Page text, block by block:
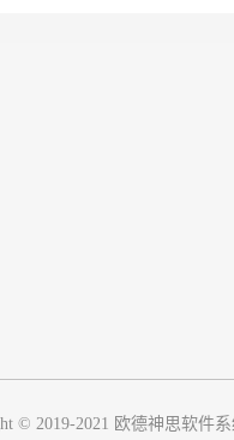
© 2019-2021 欧德神思软件